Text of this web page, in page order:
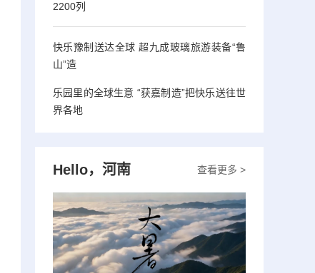
2200列
快乐豫制送达全球 超九成玻璃旅游装备“鲁
山”造
乐园里的全球生意 “获嘉制造”把快乐送往世
界各地
查看更多 >
Hello，河南